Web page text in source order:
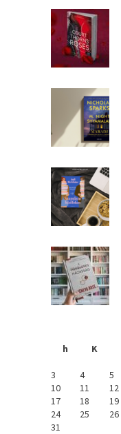
h
K
3
4 5
10
11 12
17
18 19
24
25 26
31